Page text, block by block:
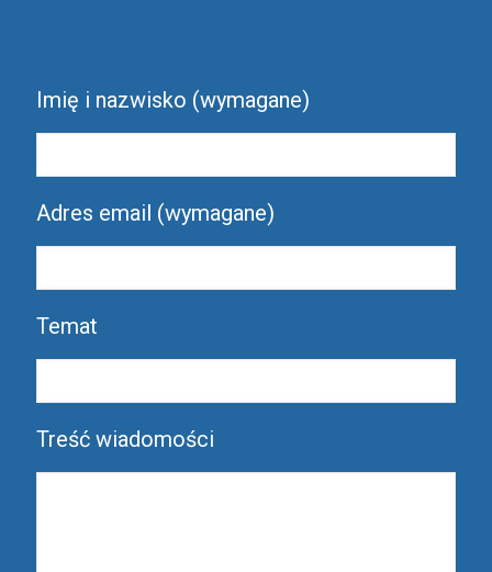
Imię i nazwisko (wymagane)
Adres email (wymagane)
Temat
Treść wiadomości